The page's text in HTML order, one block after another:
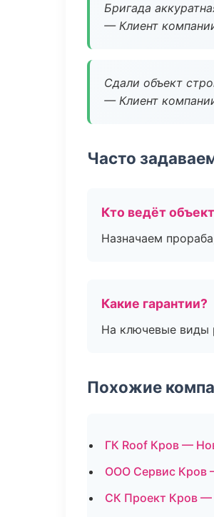
Бригада
— Клиент
Сдали объект
— Клиент
Часто
Кто ведёт
Назначаем
Какие гарантии?
На ключевые виды
Похожие
ГК Roof Кров —
ООО Сервис Кров
СК Проект Кров —